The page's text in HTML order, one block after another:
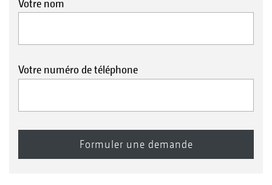
Votre nom
Votre numéro de téléphone